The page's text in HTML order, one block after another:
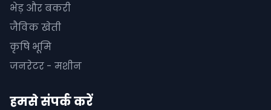
भेड़ और बकरी
जैविक खेती
कृषि भूमि
जनरेटर - मशीन
हमसे संपर्क करें